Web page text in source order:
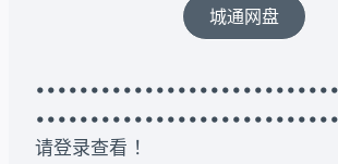
城通网盘
请登录查看 ！